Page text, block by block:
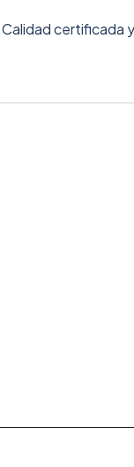
Calidad certificada